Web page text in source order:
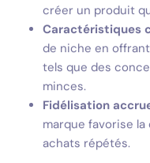
créer un produit
Caractéristiques
de niche en
tels que des
minces.
Fidélisation
marque favorise
achats répétés.